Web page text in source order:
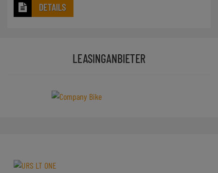
DETAILS
LEASINGANBIETER